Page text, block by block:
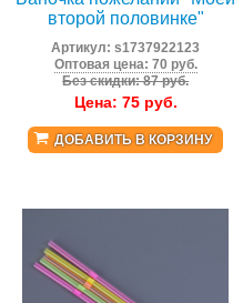
второй половинке"
Артикул:s1737922123
Оптовая цена: 70 руб.
Без скидки: 87 руб.
Цена: 75руб.
ДОБАВИТЬ В КОРЗИНУ